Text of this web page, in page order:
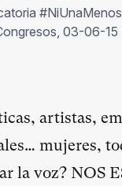
03-06-15
artistas,
mujeres,
la voz? NOS